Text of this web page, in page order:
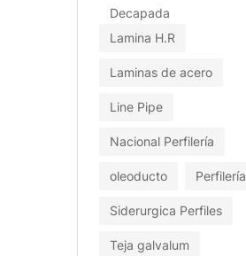
Decapada
Lamina H.R
Laminas de acero
Line Pipe
Nacional Perfilería
oleoducto Perfilería
Siderurgica Perfiles
Teja galvalum